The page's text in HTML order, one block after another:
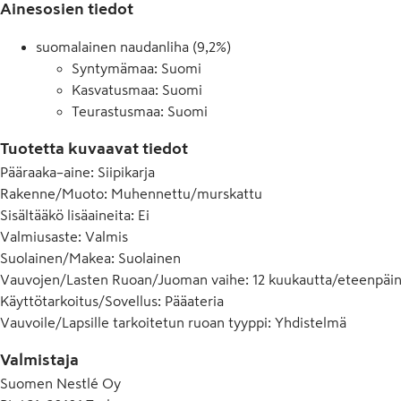
Ainesosien tiedot
suomalainen naudanliha (9,2%)
Syntymämaa: Suomi
Kasvatusmaa: Suomi
Teurastusmaa: Suomi
Tuotetta kuvaavat tiedot
Pääraaka–aine: Siipikarja
Rakenne/Muoto: Muhennettu/murskattu
Sisältääkö lisäaineita: Ei
Valmiusaste: Valmis
Suolainen/Makea: Suolainen
Vauvojen/Lasten Ruoan/Juoman vaihe: 12 kuukautta/eteenpäin
Käyttötarkoitus/Sovellus: Pääateria
Vauvoile/Lapsille tarkoitetun ruoan tyyppi: Yhdistelmä
Valmistaja
Suomen Nestlé Oy